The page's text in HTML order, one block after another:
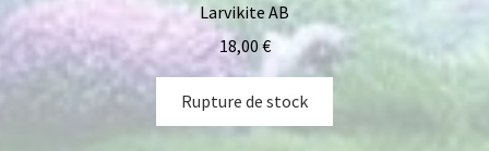
Larvikite AB
18,00 €
Rupture de stock